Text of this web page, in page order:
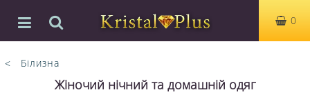
0
Білизна
Жіночий нічний та домашній одяг